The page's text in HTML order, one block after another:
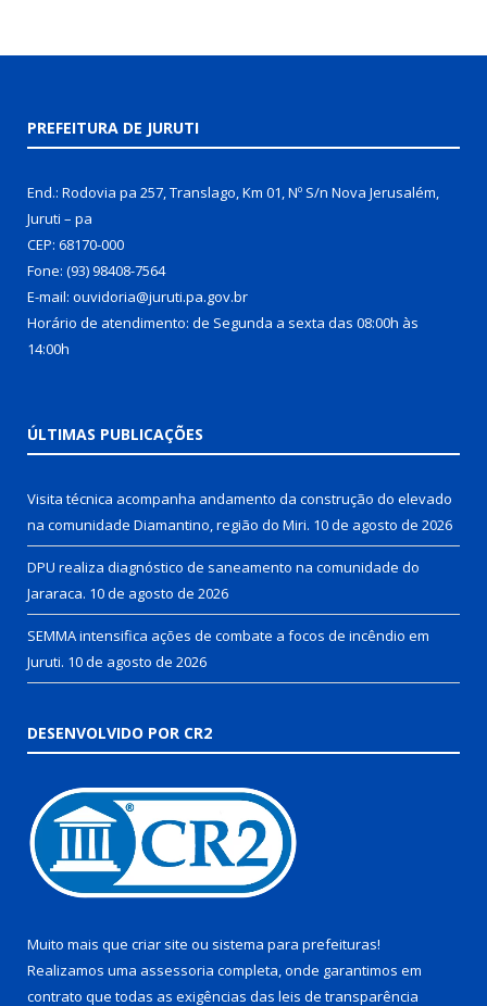
PREFEITURA DE JURUTI
End.: Rodovia pa 257, Translago, Km 01, Nº S/n Nova Jerusalém,
Juruti – pa
CEP: 68170-000
Fone: (93) 98408-7564
E-mail: ouvidoria@juruti.pa.gov.br
Horário de atendimento: de Segunda a sexta das 08:00h às
14:00h
ÚLTIMAS PUBLICAÇÕES
Visita técnica acompanha andamento da construção do elevado
na comunidade Diamantino, região do Miri. 10 de agosto de 2026
DPU realiza diagnóstico de saneamento na comunidade do
Jararaca. 10 de agosto de 2026
SEMMA intensifica ações de combate a focos de incêndio em
Juruti. 10 de agosto de 2026
DESENVOLVIDO POR CR2
Muito mais que criar site ou sistema para prefeituras!
Realizamos uma assessoria completa, onde garantimos em
contrato que todas as exigências das leis de transparência